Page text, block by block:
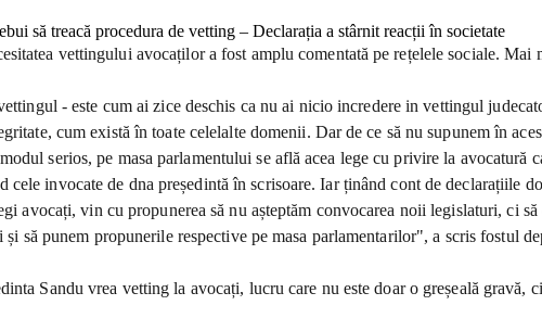
vettingului avocaților a fost amplu comentată pe rețelele sociale.
- este cum ai zice deschis ca nu ai nicio incredere in vettingul
cum există în toate celelalte domenii. Dar de ce să nu supunem în
serios, pe masa parlamentului se află acea lege cu privire la avocatură
cele invocate de dna președintă în scrisoare. Iar ținând cont de declarațiile
avocați, vin cu propunerea să nu așteptăm convocarea noii legislaturi, ci
să punem propunerile respective pe masa parlamentarilor", a scris fostul
Sandu vrea vetting la avocați, lucru care nu este doar o greșeală